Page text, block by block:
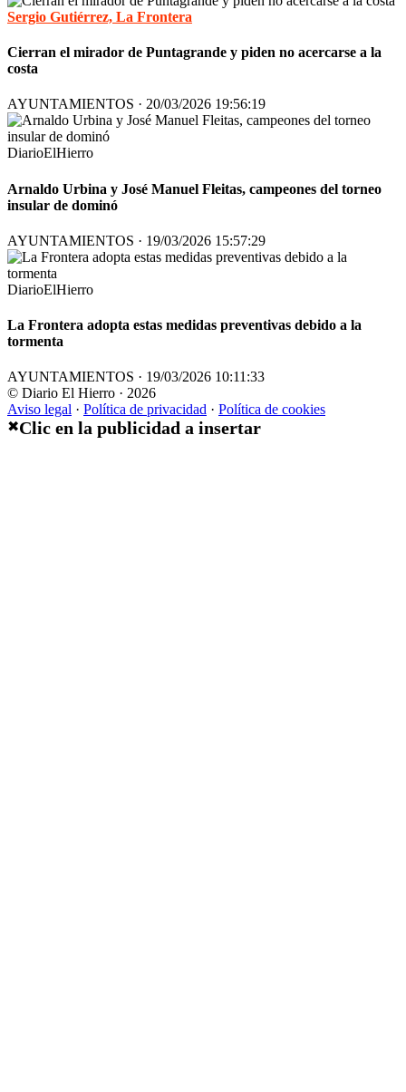
Sergio Gutiérrez, La Frontera
Cierran el mirador de Puntagrande y piden no acercarse a la
costa
AYUNTAMIENTOS · 20/03/2026 19:56:19
DiarioElHierro
Arnaldo Urbina y José Manuel Fleitas, campeones del torneo
insular de dominó
AYUNTAMIENTOS · 19/03/2026 15:57:29
DiarioElHierro
La Frontera adopta estas medidas preventivas debido a la
tormenta
AYUNTAMIENTOS · 19/03/2026 10:11:33
© Diario El Hierro · 2026
Aviso legal · Política de privacidad · Política de cookies
✖Clic en la publicidad a insertar